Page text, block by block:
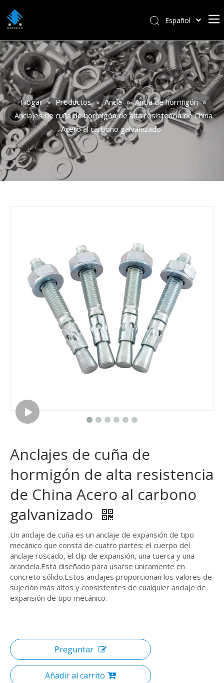
Español
हिन्दी
Italiano
Deutsch
Português
Pусский
Français
Hogar » Productos » Ancla » Ancla de hormigón »
Anclajes de cuña de hormigón de alta resistencia de China
Acero al carbono galvanizado
Anclajes de cuña de
hormigón de alta resistencia
de China Acero al carbono
galvanizado
Un anclaje de cuña es un anclaje de expansión de tipo
mecánico que consta de cuatro partes: el cuerpo del
anclaje roscado, el clip de expansión, una tuerca y una
arandela.Está diseñado para usarse únicamente en
concreto sólido.Estos anclajes proporcionan los valores de
sujeción más altos y consistentes de cualquier anclaje de
expansión de tipo mecánico.
Preguntar
Añadir al carrito